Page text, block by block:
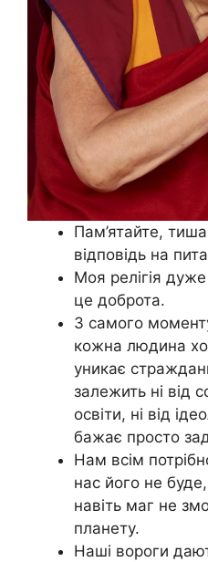
Пам’ятайте,
відповідь на
Моя релігія
це доброта.
З самого
кожна людина
уникає
залежить ні від
освіти, ні від
бажає просто
Нам всім
нас його не
навіть маг не
планету.
Наші вороги